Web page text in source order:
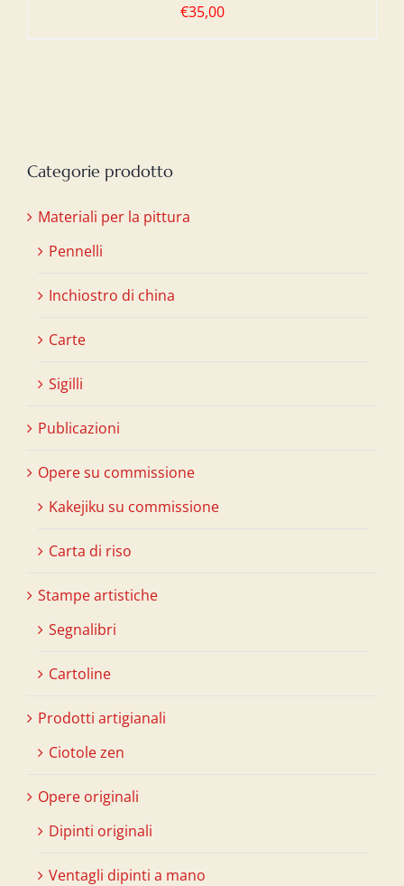
€35,00
Categorie prodotto
Materiali per la pittura
Pennelli
Inchiostro di china
Carte
Sigilli
Publicazioni
Opere su commissione
Kakejiku su commissione
Carta di riso
Stampe artistiche
Segnalibri
Cartoline
Prodotti artigianali
Ciotole zen
Opere originali
Dipinti originali
Ventagli dipinti a mano